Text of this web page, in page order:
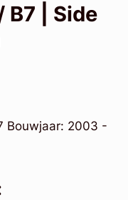
B7 | Side
Bouwjaar: 2003 -